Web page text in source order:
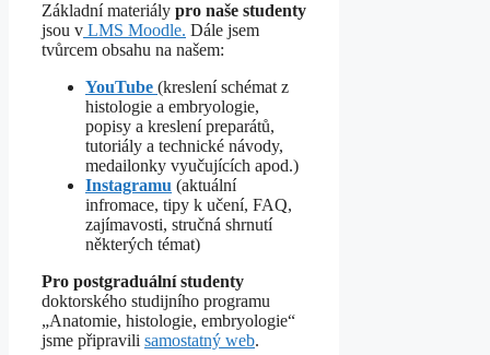
Základní materiály pro naše studenty
jsou v LMS Moodle. Dále jsem
tvůrcem obsahu na našem:
YouTube (kreslení schémat z
histologie a embryologie,
popisy a kreslení preparátů,
tutoriály a technické návody,
medailonky vyučujících apod.)
Instagramu (aktuální
infromace, tipy k učení, FAQ,
zajímavosti, stručná shrnutí
některých témat)
Pro postgraduální studenty
doktorského studijního programu
„Anatomie, histologie, embryologie“
jsme připravili samostatný web.